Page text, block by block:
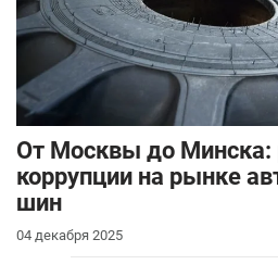
От Москвы до Минска:
коррупции на рынке
шин
04 декабря 2025